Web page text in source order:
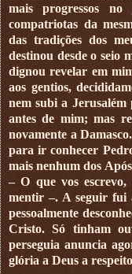
mais progressos
compatriotas da
das tradições dos
destinou desde o seio
dignou revelar em
aos gentios,
nem subi a
antes de mim; mas
novamente a
para ir conhecer
mais nenhum dos
– O que vos
mentir –. A seguir fui
pessoalmente
Cristo. Só tinham
perseguia anuncia
glória a Deus a